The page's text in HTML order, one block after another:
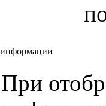
информации
При